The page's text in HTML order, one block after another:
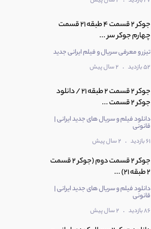
جوکر 2 قسمت 4 طبقه 21 قسمت
چهارم جوکر سر ...
تیزر و معرفی سریال و فیلم ایرانی جدید
52 بازدید . 2 سال پیش
جوکر 2 قسمت 2 طبقه 21 / دانلود
جوکر 2 قسمت ...
دانلود فیلم و سریال های جدید ایرانی |
قانونی
61 بازدید . 2 سال پیش
جوکر 2 قسمت دوم (جوکر 2 قسمت
2 طبقه 21) ...
دانلود فیلم و سریال های جدید ایرانی |
قانونی
86 بازدید . 2 سال پیش